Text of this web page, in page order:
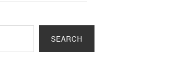
SEARCH